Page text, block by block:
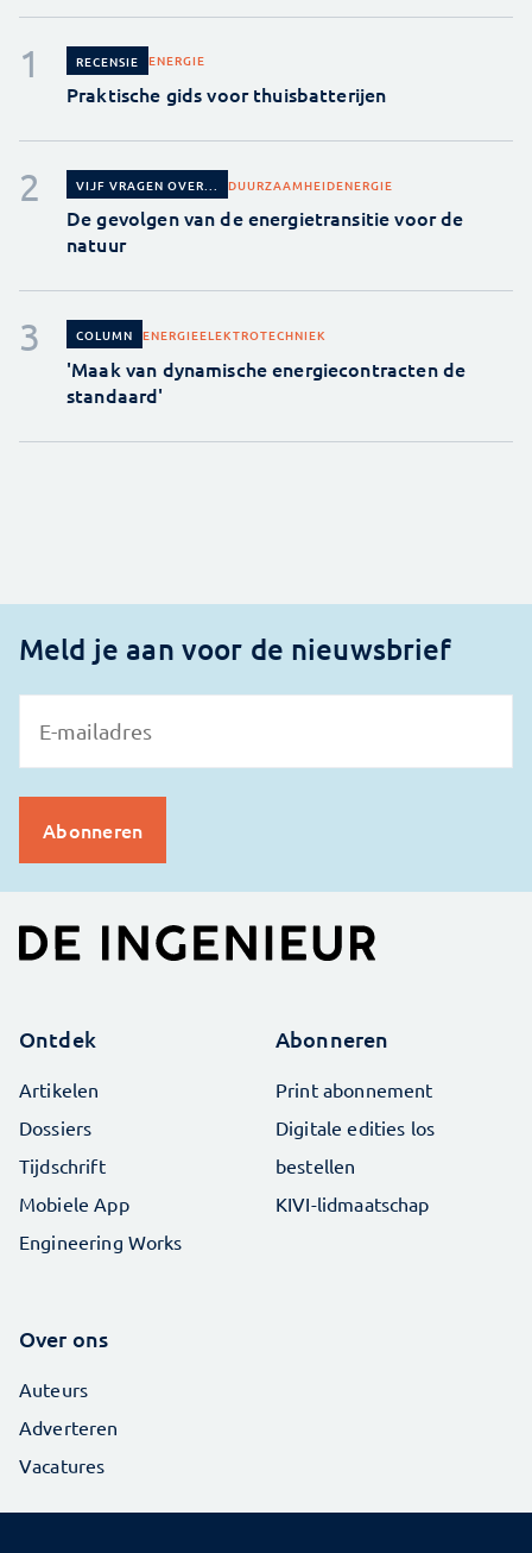
RECENSIE ENERGIE
Praktische gids voor thuisbatterijen
VIJF VRAGEN OVER... DUURZAAMHEIDENERGIE
De gevolgen van de energietransitie voor de
natuur
COLUMN ENERGIEELEKTROTECHNIEK
'Maak van dynamische energiecontracten de
standaard'
Meld je aan voor de nieuwsbrief
Ontdek
Artikelen
Dossiers
Tijdschrift
Mobiele App
Engineering Works
Abonneren
Print abonnement
Digitale edities los
bestellen
KIVI-lidmaatschap
Over ons
Auteurs
Adverteren
Vacatures